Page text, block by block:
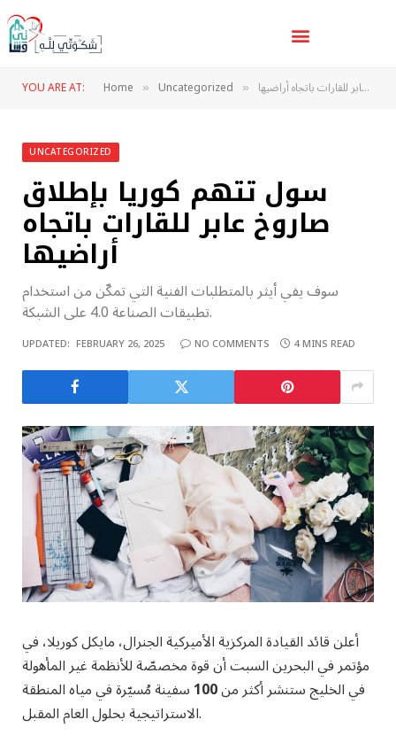
YOU ARE AT: Home » Uncategorized » سول تتهم كوريا بإطلاق صاروخ عابر للقارات باتجاه أراضيها
UNCATEGORIZED
سول تتهم كوريا بإطلاق
صاروخ عابر للقارات باتجاه
أراضيها
سوف يفي أيثر بالمتطلبات الفنية التي تمكّن من استخدام
تطبيقات الصناعة 4.0 على الشبكة.
UPDATED: FEBRUARY 26, 2025 NO COMMENTS 4 MINS READ
أعلن قائد القيادة المركزية الأميركية الجنرال، مايكل كوريلا، في
مؤتمر في البحرين السبت أن قوة مخصصّة للأنظمة غير المأهولة
في الخليج ستنشر أكثر من100سفينة مُسيّرة في مياه المنطقة
الاستراتيجية بحلول العام المقبل.